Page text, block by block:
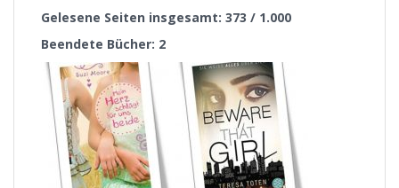
Gelesene Seiten insgesamt: 373 / 1.000
Beendete Bücher: 2